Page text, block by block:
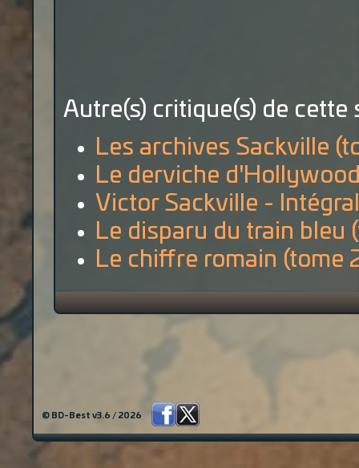
Autre(s) critique(s) de cette
Les archives Sackville
Le derviche
Victor Sackville -
Le disparu du train bleu
Le chiffre romain (tome
© BD-Best v3.6 / 2026